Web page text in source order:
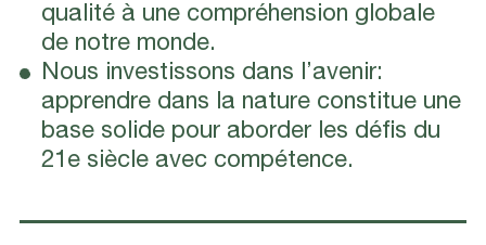
qualité à une compréhension globale
de notre monde.
Nous investissons dans l’avenir:
apprendre dans la nature constitue une
base solide pour aborder les défis du
21e siècle avec compétence.